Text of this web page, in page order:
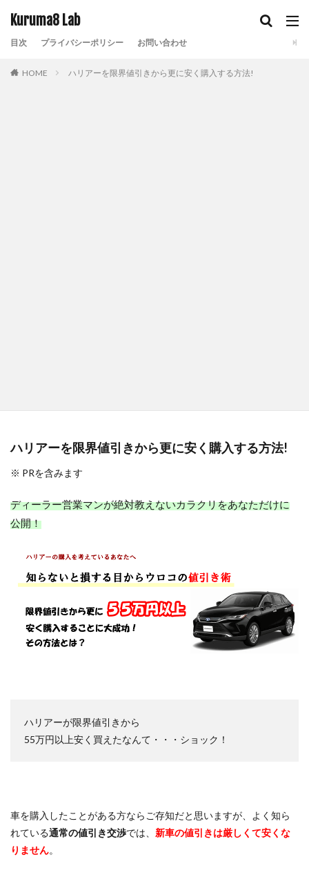
Kuruma8 Lab
目次 プライバシーポリシー お問い合わせ
HOME ハリアーを限界値引きから更に安く購入する方法!
ハリアーを限界値引きから更に安く購入する方法!
※ PRを含みます
ディーラー営業マンが絶対教えないカラクリをあなただけに
公開！
ハリアーが限界値引きから
55万円以上安く買えたなんて・・・ショック！
車を購入したことがある方ならご存知だと思いますが、よく知ら
れている通常の値引き交渉では、 新車の値引きは厳しくて安くな
りません。